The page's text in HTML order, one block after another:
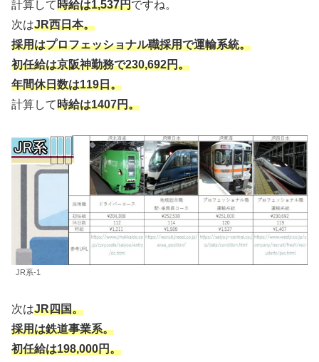
計算して時給は1,537円ですね。
次はJR西日本。
採用はプロフェッショナル職採用で運輸系統。
初任給は京阪神勤務で230,692円。
年間休日数は119日。
計算して時給は1407円。
JR系-1
次はJR四国。
採用は鉄道事業系。
初任給は198,000円。